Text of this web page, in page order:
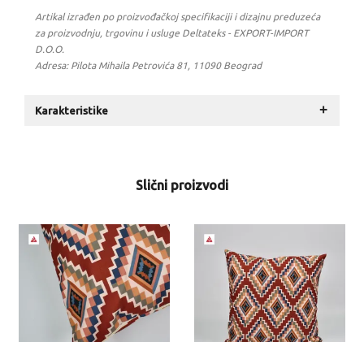
Artikal izrađen po proizvođačkoj specifikaciji i dizajnu preduzeća
za proizvodnju, trgovinu i usluge Deltateks - EXPORT-IMPORT
D.O.O.
Adresa: Pilota Mihaila Petrovića 81, 11090 Beograd
Karakteristike +
Slični proizvodi